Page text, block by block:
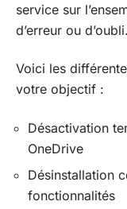
service sur
d’erreur ou d’oubli.
Voici les
votre objectif :
Désactivation
OneDrive
Désinstallation
fonctionnalités